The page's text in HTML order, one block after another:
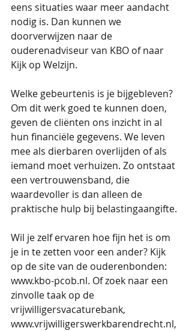
eens situaties waar meer aandacht
nodig is. Dan kunnen we
doorverwijzen naar de
ouderenadviseur van KBO of naar
Kijk op Welzijn.
Welke gebeurtenis is je bijgebleven?
Om dit werk goed te kunnen doen,
geven de cliënten ons inzicht in al
hun financiële gegevens. We leven
mee als dierbaren overlijden of als
iemand moet verhuizen. Zo ontstaat
een vertrouwensband, die
waardevoller is dan alleen de
praktische hulp bij belastingaangifte.
Wil je zelf ervaren hoe fijn het is om
je in te zetten voor een ander? Kijk
op de site van de ouderenbonden:
www.kbo-pcob.nl. Of zoek naar een
zinvolle taak op de
vrijwilligersvacaturebank,
www.vrijwilligerswerkbarendrecht.nl,